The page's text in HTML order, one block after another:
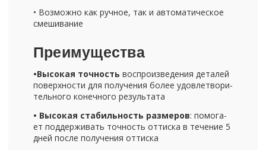
• Воз­мож­но как руч­ное, так и ав­то­ма­ти­че­ское
сме­ши­ва­ние
Пре­иму­ще­ства
•Вы­со­кая точ­ность вос­про­из­ве­де­ния де­та­лей
по­верх­но­сти для по­лу­че­ния более удо­вле­тво­ри­
тель­но­го ко­неч­но­го ре­зуль­та­та
• Вы­со­кая ста­биль­ность раз­ме­ров: по­мо­га­
ет под­дер­жи­вать точ­ность от­тис­ка в те­че­ние 5
дней после по­лу­че­ния от­тис­ка